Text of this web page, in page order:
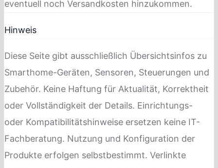
eventuell noch Versandkosten hinzukommen.
Hinweis
Diese Seite gibt ausschließlich Übersichtsinfos zu
Smarthome-Geräten, Sensoren, Steuerungen und
Zubehör. Keine Haftung für Aktualität, Korrektheit
oder Vollständigkeit der Details. Einrichtungs-
oder Kompatibilitätshinweise ersetzen keine IT-
Fachberatung. Nutzung und Konfiguration der
Produkte erfolgen selbstbestimmt. Verlinkte